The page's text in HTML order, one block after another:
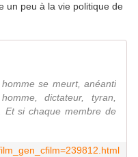
un peu à la vie politique de
se meurt, anéanti
dictateur, tyran,
Et si chaque membre de